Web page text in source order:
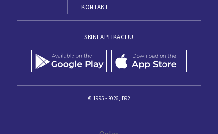
KONTAKT
SKINI APLIKACIJU
© 1995 - 2026, B92